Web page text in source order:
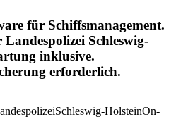
für Schiffsmanagement.
Schleswig-
inklusive.
erforderlich.
Schleswig-HolsteinOn-